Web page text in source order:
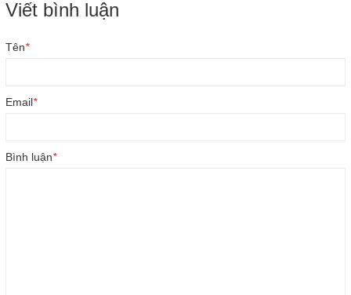
Viết bình luận
Tên*
Email*
Bình luận*